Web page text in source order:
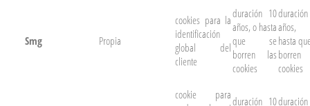
Smg Propia
cookies para la
identificación
global del
cliente
duración 10
años, o hasta
que se
borren las
cookies
hasta
borren
cookies
cookie paraduración 10